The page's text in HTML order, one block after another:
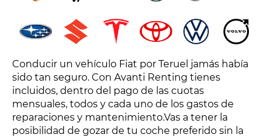
Conducir un vehículo Fiat por Teruel jamás había
sido tan seguro. Con Avanti Renting tienes
incluidos, dentro del pago de las cuotas
mensuales, todos y cada uno de los gastos de
reparaciones y mantenimiento.Vas a tener la
posibilidad de gozar de tu coche preferido sin la